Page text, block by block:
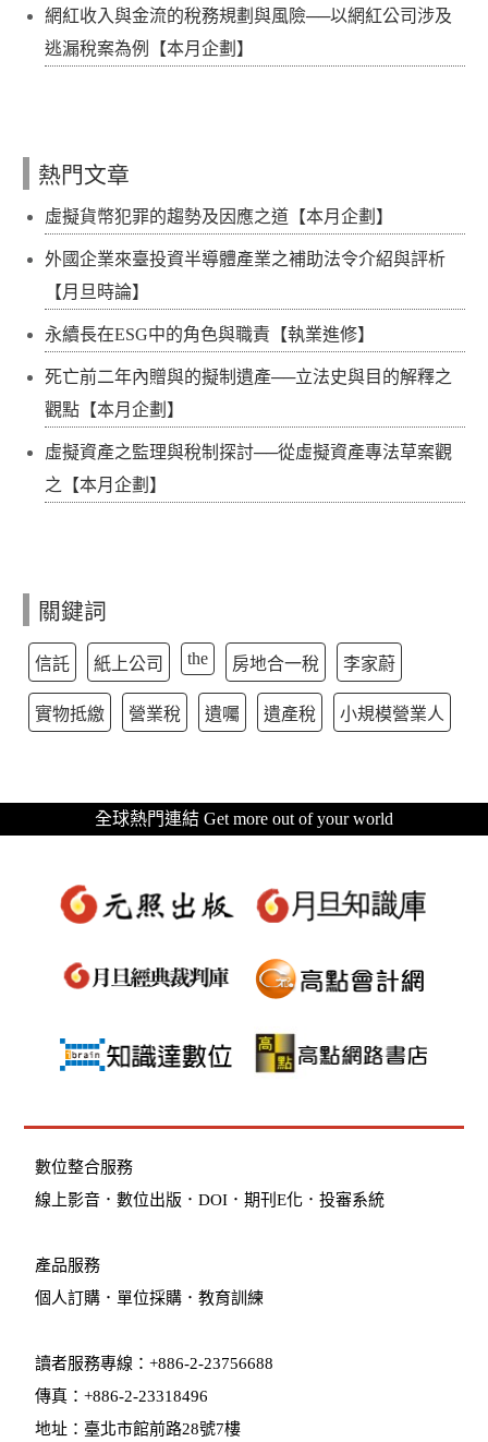
網紅收入與金流的稅務規劃與風險──以網紅公司涉及
逃漏稅案為例【本月企劃】
熱門文章
虛擬貨幣犯罪的趨勢及因應之道【本月企劃】
外國企業來臺投資半導體產業之補助法令介紹與評析
【月旦時論】
永續長在ESG中的角色與職責【執業進修】
死亡前二年內贈與的擬制遺產──立法史與目的解釋之
觀點【本月企劃】
虛擬資產之監理與稅制探討──從虛擬資產專法草案觀
之【本月企劃】
關鍵詞
信託 紙上公司 the 房地合一稅 李家蔚
實物抵繳 營業稅 遺囑 遺產稅 小規模營業人
全球熱門連結 Get more out of your world
數位整合服務
線上影音 ．數位出版 ．DOI ．期刊E化 ．投審系統
產品服務
個人訂購 ． 單位採購 ．教育訓練
讀者服務專線：+886-2-23756688
傳真：+886-2-23318496
地址：臺北市館前路28號7樓